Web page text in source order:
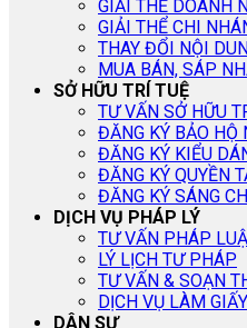
GIẢI THỂ DOANH
GIẢI THỂ CHI
THAY ĐỔI NỘI
MUA BÁN, SÁP
SỞ HỮU TRÍ TUỆ
TƯ VẤN SỞ HỮU
ĐĂNG KÝ BẢO HỘ
ĐĂNG KÝ KIỂU
ĐĂNG KÝ QUYỀN
ĐĂNG KÝ SÁNG
DỊCH VỤ PHÁP LÝ
TƯ VẤN PHÁP
LÝ LỊCH TƯ PHÁP
TƯ VẤN & SOẠN
DỊCH VỤ LÀM
DÂN SỰ